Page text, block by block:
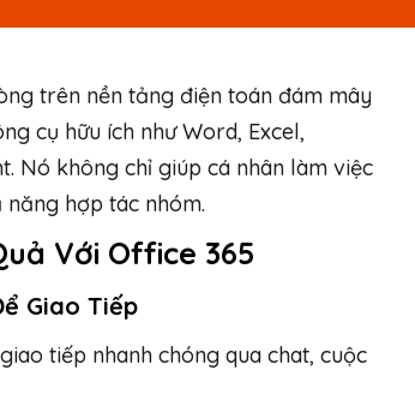
trên nền tảng điện toán đám mây
cụ hữu ích như Word, Excel,
Nó không chỉ giúp cá nhân làm việc
hợp tác nhóm.
Với Office 365
Giao Tiếp
tiếp nhanh chóng qua chat, cuộc